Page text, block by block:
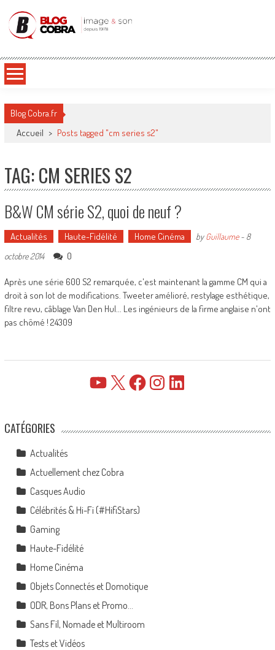
Blog Cobra
Blog Cobra.fr
Accueil > Posts tagged "cm series s2"
TAG: CM SERIES S2
B&W CM série S2, quoi de neuf ?
Actualités Haute-Fidélité Home Cinéma byGuillaume- 8
octobre 2014
0
Après une série 600 S2 remarquée, c'est maintenant la gamme CM qui a
droit à son lot de modifications. Tweeter amélioré, restylage esthétique,
filtre revu, câblage Van Den Hul... Les ingénieurs de la firme anglaise n'ont
pas chômé ! 24309
YouTube FacebookInstagramLinkedIn
CATÉGORIES
Actualités
Actuellement chez Cobra
Casques Audio
Célébrités & Hi-Fi (#HifiStars)
Gaming
Haute-Fidélité
Home Cinéma
Objets Connectés et Domotique
ODR, Bons Plans et Promo…
Sans Fil, Nomade et Multiroom
Tests et Vidéos